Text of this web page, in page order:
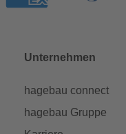
Unternehmen
hagebau connect
hagebau Gruppe